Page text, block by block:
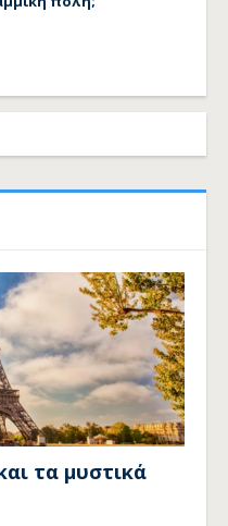
τα μυστικά